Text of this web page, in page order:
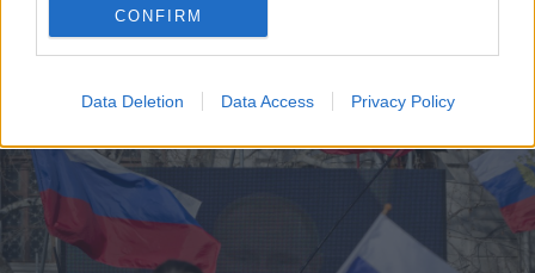
CONFIRM
Data Deletion Data Access Privacy Policy
vietā ir Latvija?